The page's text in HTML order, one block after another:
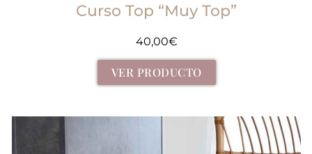
Curso Top “Muy Top”
40,00€
VER PRODUCTO